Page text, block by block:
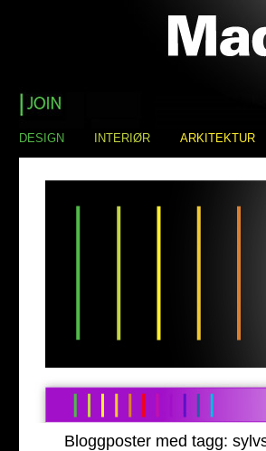
DESIGN INTERIØR ARKITEKTUR
Bloggposter med tagg: